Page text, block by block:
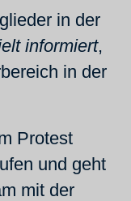
in der
informiert,
in der
Protest
und geht
mit der